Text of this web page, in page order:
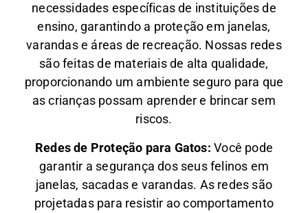
necessidades específicas de instituições de
ensino, garantindo a proteção em janelas,
varandas e áreas de recreação. Nossas redes
são feitas de materiais de alta qualidade,
proporcionando um ambiente seguro para que
as crianças possam aprender e brincar sem
riscos.
Redes de Proteção para Gatos: Você pode
garantir a segurança dos seus felinos em
janelas, sacadas e varandas. As redes são
projetadas para resistir ao comportamento